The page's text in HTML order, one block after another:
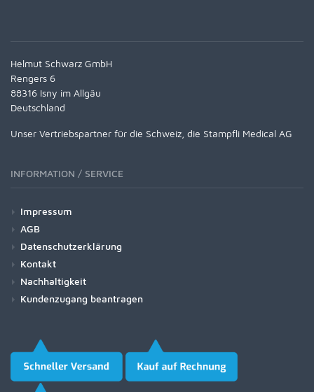
Helmut Schwarz GmbH
Rengers 6
88316 Isny im Allgäu
Deutschland
Unser Vertriebspartner für die Schweiz, die Stampfli Medical AG
INFORMATION / SERVICE
Impressum
AGB
Datenschutzerklärung
Kontakt
Nachhaltigkeit
Kundenzugang beantragen